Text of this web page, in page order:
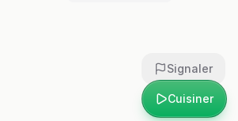
Cuisiner
Signaler